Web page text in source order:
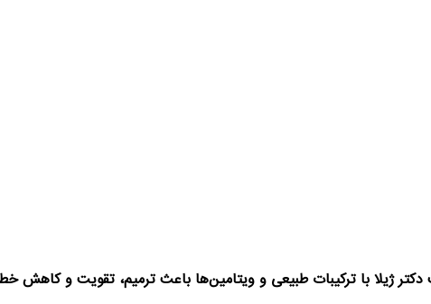
ژیلا با ترکیبات طبیعی و ویتامین‌ها باعث ترمیم، تقویت و کاهش